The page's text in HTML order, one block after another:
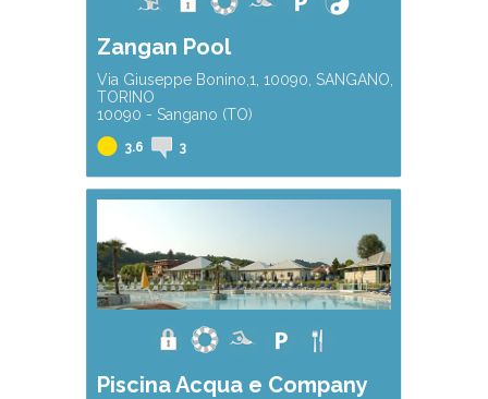
Zangan Pool
Via Giuseppe Bonino,1, 10090, SANGANO,
TORINO
10090 - Sangano (TO)
3.6 3
Piscina Acqua e Company